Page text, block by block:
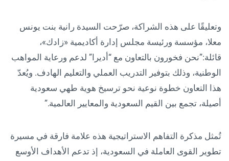
وتعليقًا على هذه الشراكة، صرّحت السيدة رانية بنت يونس
معلا، مؤسسة ورئيسة مجلس إدارة أكاديمية «زادك»،
قائلة:”نحن فخورون بالتعاون مع “أديرا” لدعم ورعاية المواهب
الوطنية، وذلك بتوفير التدريب العملي والتعليم الهادف. ويُعدّ
هذا التعاون خطوة نوعية نحو ترسيخ هوية طهي سعودية
أصيلة، تجمع بين القيم السعودية والمعايير العالمية.”
تُمثل مذكرة التفاهم الاستراتيجية هذه علامة فارقة في مسيرة
تطوير القوى العاملة في السعودية، إذ تدعم الأهداف الأوسع